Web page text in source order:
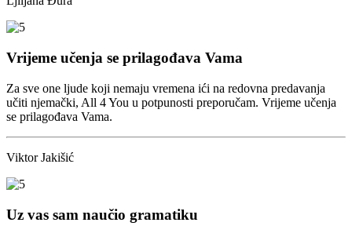
Vrijeme učenja se prilagođava Vama
Za sve one ljude koji nemaju vremena ići na redovna predavanja
učiti njemački, All 4 You u potpunosti preporučam. Vrijeme učenja
se prilagođava Vama.
Viktor Jakišić
Uz vas sam naučio gramatiku